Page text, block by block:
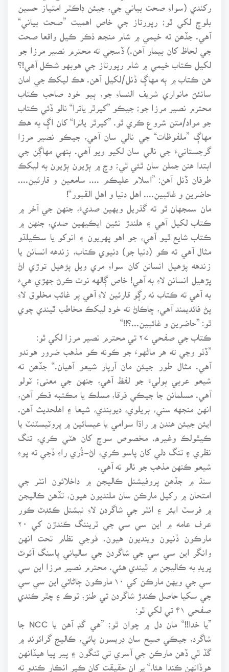
رکندي (سواءِ صحت بياني جي، جيئن ڊاڪٽر امتياز حسين
بلوچ لکي ٿو؛ رپورتاز جي خاص اهميت ”صحت بياني“
آهي. جڏھن ته خيمي ۾ شام منجھ ذڪر ڪيل واقعا صحت
جي لحاظ کان بيمار آهن.) ڏسجي ته محترم نصير مرزا جو
لکيل ڪتاب خيمي ۾ شام رپورتاز جي هوبهو شڪل آهي!؟
هن ڪتاب ۾ ٻه مهاڳ ڏنل/لکيل آهن. هڪ ليکڪ جي امان
سانئڻ مانواري شريف النساءِ جو، ٻيو خود صاحب ڪتاب
محترم نصير مرزا جو؛ جيڪو ”کيرٿر ياترا“ نالو ڏئي ڪتاب
جو مواد/متن شروع ڪري ٿو. ”کيرٿر ياترا“ کان اڳ به هڪ
مهاڳ ”ملفوظات“ جي نالي سان آهي، جيڪو نصير مرزا
گرجستانيءَ جي نالي سان لکيو ويو آهي. ٻنهي مهاڳن جي
ابتدا هنن جملن سان ٿئي ٿي؛ وچ ۾ ٻڙيون ٻڙيون به ليکڪ
طرفان ڏنل آهن: ”اسلام عليڪم .... سامعين و قارئين....
حاضرين و غائبين.... اهل دنيا و اهل القبور“!
مان سمجهان ٿو ته گذريل ويهين صديءَ، جنهن جي آخر ۾
ڪتاب لکيل آهي ۽ هلندڙ نئين ايڪيهين صدي، جنهن ۾
ڪتاب شايع ٿيو آهي، جو اهو پهريون ۽ انوکو يا سڪيلڌو
مثال آهي ته ڪو (دنيا جو) دنيوي ڪتاب، زندهه انسانن يا
زندهه پڙهيل انسانن کان سواءِ مري ويل پڙهيل توڙي اڻ
پڙهيل انسانن لاءِ به آهي! خاص ڳالهه نوٽ ڪرڻ جهڙي هيءَ
به آهي ته ڪتاب نه رڳو قارئين لاءِ آهي پر غائب مخلوق لاءِ
پڻ فائديمند آهي، ڇاڪاڻ ته خود ليکڪ مخاطب ٿيندي چوي
ٿو: ”حاضرين و غائبين...؟!!“
ڪتاب جي صفحي ۲۷ تي محترم نصير مرزا لکي ٿو:
”ڏٺو وڃي ته هر ماڻهوءَ جو ڪونه ڪو مذهب ضرور هوندو
آهي. مثال طور جيئن مان آرپار شيعو آهيان.“ جڏھن ته
شيعو عربي ٻوليءَ جو لفظ آهي، جنهن جي معنى؛ ٽولو
آهي. مسلمانن جا جيڪي فرقا، مسلڪ يا مڪتبه فڪر آهن،
انهن منجهه سني، بريلوي، ديوبندي، شيعا ۽ اهلحديث آهن.
ايئن جيئن هندن ۾ راڌا سوامي يا عيسائين ۾ پروٽيسٽنٽ يا
ڪيٿولڪ وغيرھ. مخصوص سوچ کان هٽي ڪري، تنگ
شيعو ڪنهن مذهب جو نالو نه آهي.
سنڌ ۾ جڏهن پروفيشنل ڪاليجن ۾ داخلائون انٽر جي
امتحان ۾ رکيل مارڪن سان ملنديون هيون، تڏهن ڪاليجن
۾ فرسٽ ايئر ۽ انٽر جي شاگردن لاءِ نيشنل ڪئڊٽ ڪور
مارڪون ڏنيون وينديون هيون. فوجي نظام تحت انهن
وانگر اين سي سي جي شاگردن جي سالياني پاسنگ آئوٽ
پريڊ به ڪاليجن ۾ ٿيندي هئي. محترم نصير مرزا اين سي
سي جي ويهن مارڪن کي ۱۰ مارڪون ڄاڻائي اين سي سي
جي سکيا حاصل ڪندڙ شاگردن تي طنز، ٽوڪ ۽ چٿر ڪندي
صفحي ۴۱ تي لکي ٿو:
”يا خدا!!“ مان دل ۾ چوان ٿو؛ ”هي گڊ آهن يا NCC جا
شاگرد، جيڪي صبح سان ڊريسون پائي، ڪاليج گرائونڊ ۾
گڏ ٿي ڏهن مارڪن جي آسري تي ٽنگون ۽ پير پيا هيڏانهن
هوڏانهن ڪندا هئا.“ پر ان حقيقت کان ڪير انڪار ڪندو ته